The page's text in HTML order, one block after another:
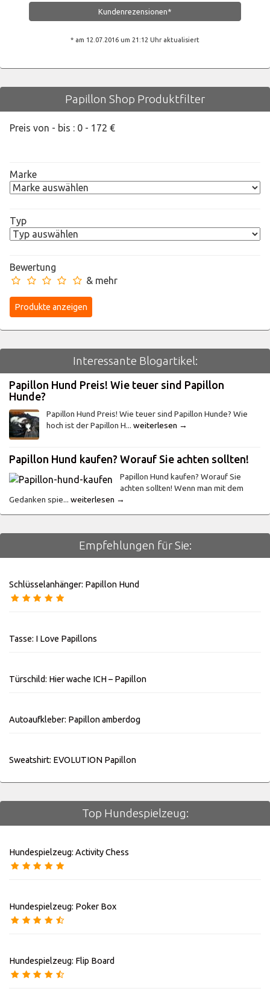
Kundenrezensionen*
* am 12.07.2016 um 21:12 Uhr aktualisiert
Papillon Shop Produktfilter
Preis von - bis : 0 - 172 €
Marke
Typ
Bewertung
& mehr
Interessante Blogartikel:
Papillon Hund Preis! Wie teuer sind Papillon
Hunde?
Papillon Hund Preis! Wie teuer sind Papillon Hunde? Wie
hoch ist der Papillon H... weiterlesen →
Papillon Hund kaufen? Worauf Sie achten sollten!
Papillon Hund kaufen? Worauf Sie
achten sollten! Wenn man mit dem
Gedanken spie... weiterlesen →
Empfehlungen für Sie:
Schlüsselanhänger: Papillon Hund
Tasse: I Love Papillons
Türschild: Hier wache ICH – Papillon
Autoaufkleber: Papillon amberdog
Sweatshirt: EVOLUTION Papillon
Top Hundespielzeug:
Hundespielzeug: Activity Chess
Hundespielzeug: Poker Box
Hundespielzeug: Flip Board